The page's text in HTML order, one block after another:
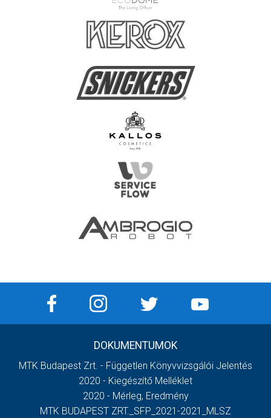
DOKUMENTUMOK
MTK Budapest Zrt. - Független Könyvvizsgálói Jelentés
2020 - Kiegészítő Melléklet
2020 - Mérleg, Eredmény
MTK BUDAPEST ZRT._SFP_2021-2021_MLSZ